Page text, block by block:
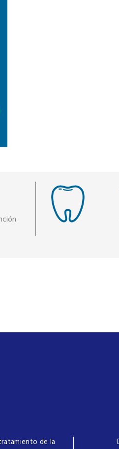
de la